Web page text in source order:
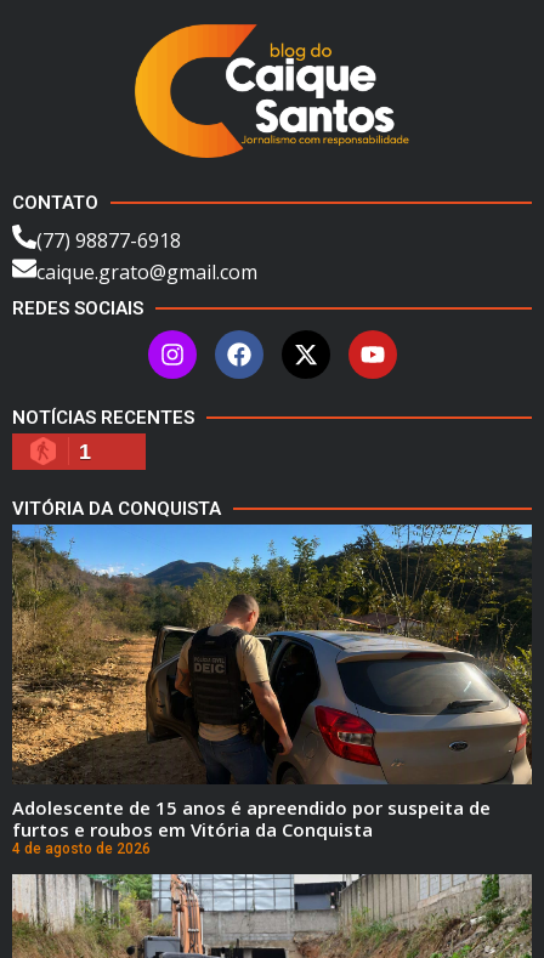
CONTATO
(77) 98877-6918
caique.grato@gmail.com
REDES SOCIAIS
NOTÍCIAS RECENTES
1
VITÓRIA DA CONQUISTA
Adolescente de 15 anos é apreendido por suspeita de
furtos e roubos em Vitória da Conquista
4 de agosto de 2026